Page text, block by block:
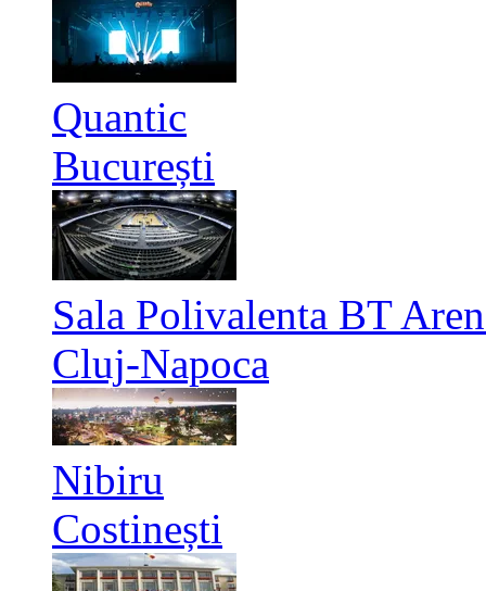
Quantic
București
Sala Polivalenta BT
Cluj-Napoca
Nibiru
Costinești